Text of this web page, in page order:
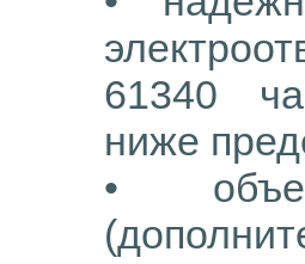
61340
ниже
•